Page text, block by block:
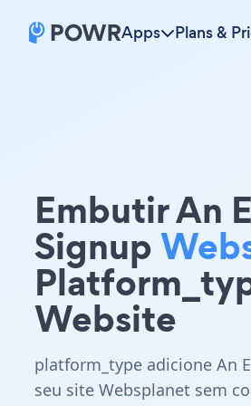
Apps Plans &
Embutir An
Signup
Website
platform_type adicione An
seu site Websplanet sem